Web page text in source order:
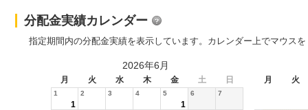
分配金実績カレンダー
指定期間内の分配金実績を表示しています。カレンダー上でマウス
2026年6月
月 火 水 木 金 土 日 月 火
1
1
2 3 4 5
1
6 7